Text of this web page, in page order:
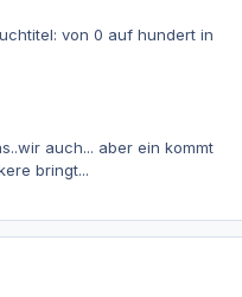
von 0 auf hundert in
auch... aber ein kommt
bringt...